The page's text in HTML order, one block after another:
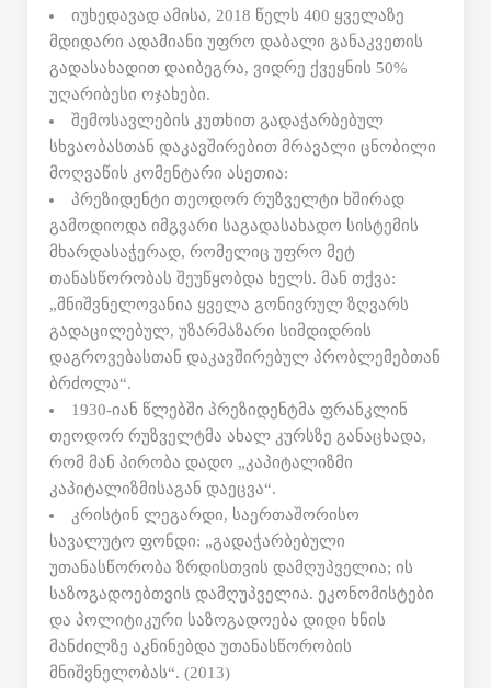
იუხედავად ამისა, 2018 წელს 400 ყველაზე
მდიდარი ადამიანი უფრო დაბალი განაკვეთის
გადასახადით დაიბეგრა, ვიდრე ქვეყნის 50%
უღარიბესი ოჯახები.
შემოსავლების კუთხით გადაჭარბებულ
სხვაობასთან დაკავშირებით მრავალი ცნობილი
მოღვაწის კომენტარი ასეთია:
პრეზიდენტი თეოდორ რუზველტი ხშირად
გამოდიოდა იმგვარი საგადასახადო სისტემის
მხარდასაჭერად, რომელიც უფრო მეტ
თანასწორობას შეუწყობდა ხელს. მან თქვა:
„მნიშვნელოვანია ყველა გონივრულ ზღვარს
გადაცილებულ, უზარმაზარი სიმდიდრის
დაგროვებასთან დაკავშირებულ პრობლემებთან
ბრძოლა“.
1930-იან წლებში პრეზიდენტმა ფრანკლინ
თეოდორ რუზველტმა ახალ კურსზე განაცხადა,
რომ მან პირობა დადო „კაპიტალიზმი
კაპიტალიზმისაგან დაეცვა“.
კრისტინ ლეგარდი, საერთაშორისო
სავალუტო ფონდი: „გადაჭარბებული
უთანასწორობა ზრდისთვის დამღუპველია; ის
საზოგადოებთვის დამღუპველია. ეკონომისტები
და პოლიტიკური საზოგადოება დიდი ხნის
მანძილზე აკნინებდა უთანასწორობის
მნიშვნელობას“. (2013)